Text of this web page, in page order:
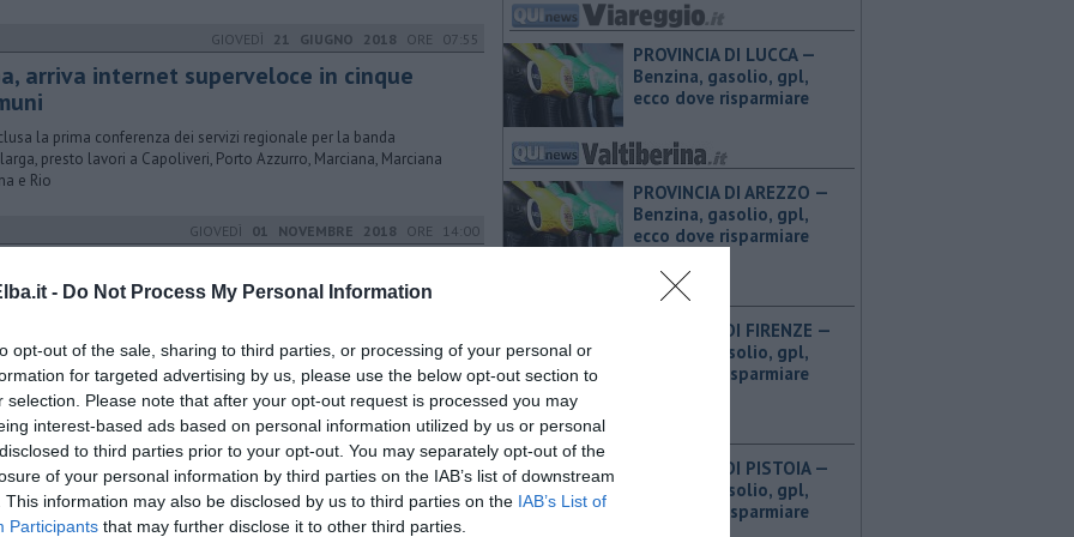
- Do Not Process My Personal Information
opt-out of the sale, sharing to third parties, or processing of your personal or
for targeted advertising by us, please use the below opt-out section to
selection. Please note that after your opt-out request is processed you may
interest-based ads based on personal information utilized by us or personal
to third parties prior to your opt-out. You may separately opt-out of the
of your personal information by third parties on the IAB’s list of downstream
This information may also be disclosed by us to third parties on the IAB’s List of
Participants that may further disclose it to other third parties.
GIOVEDÌ 21 GIUGNO 2018 ORE 07:55
arriva internet superveloce in cinque
la prima conferenza dei servizi regionale per la banda
presto lavori a Capoliveri, Porto Azzurro, Marciana, Marciana
e Rio
GIOVEDÌ 01 NOVEMBRE 2018 ORE 14:00
ondata di fondi a favore delle imprese agricole del territorio.
LUNEDÌ13 GENNAIO 2025ORE 08:30
per diversificare le aziende agricole
un sostegno fino al 50% per gli investimenti con una
per le zone montana. Ecco le informazioni e la scadenza
PROVINCIA DI LUCCA — ​
Benzina, gasolio, gpl,
ecco dove risparmiare
PROVINCIA DI AREZZO — ​
Benzina, gasolio, gpl,
ecco dove risparmiare
PROVINCIA DI FIRENZE — ​
Benzina, gasolio, gpl,
ecco dove risparmiare
PROVINCIA DI PISTOIA — ​
Benzina, gasolio, gpl,
ecco dove risparmiare